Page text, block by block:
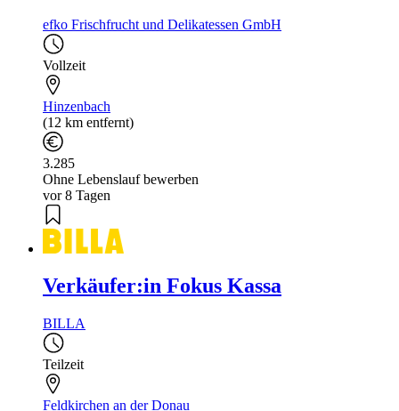
efko Frischfrucht und Delikatessen GmbH
Vollzeit
Hinzenbach
(12 km entfernt)
3.285
Ohne Lebenslauf bewerben
vor 8 Tagen
Verkäufer:in Fokus Kassa
BILLA
Teilzeit
Feldkirchen an der Donau